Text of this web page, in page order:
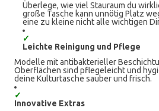
Überlege, wie viel Stauraum du
große Tasche kann unnötig Platz
eine zu kleine nicht alle wichtigen
✓
Leichte Reinigung und Pflege
Modelle mit antibakterieller
Oberflächen sind pflegeleicht und
deine Kulturtasche sauber und frisch.
✓
Innovative Extras